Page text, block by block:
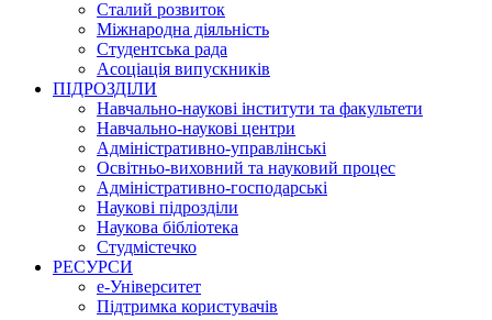
Сталий розвиток
Міжнародна діяльність
Студентська рада
Асоціація випускників
ПІДРОЗДІЛИ
Навчально-наукові інститути та факультети
Навчально-наукові центри
Адміністративно-управлінські
Освітньо-виховний та науковий процес
Адміністративно-господарські
Наукові підрозділи
Наукова бібліотека
Студмістечко
РЕСУРСИ
е-Університет
Підтримка користувачів